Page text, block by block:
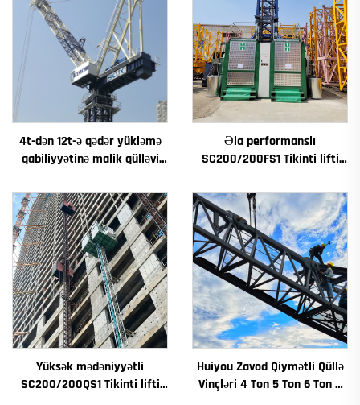
4t-dən 12t-ə qədər yükləmə
qabiliyyətinə malik qülləvi
motorlaşdırıcı əsas
Əla performanslı
SC200/200FS1 Tikinti lifti
üçün Cənubi Avstriyada
Yüksək mədəniyyətli
SC200/200QS1 Tikinti lifti
Huiyou Zavod Qiymətli Qüllə
Vinçləri 4 Ton 5 Ton 6 Ton 8